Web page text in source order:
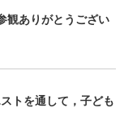
ありがとうござい
トを通して，子ども